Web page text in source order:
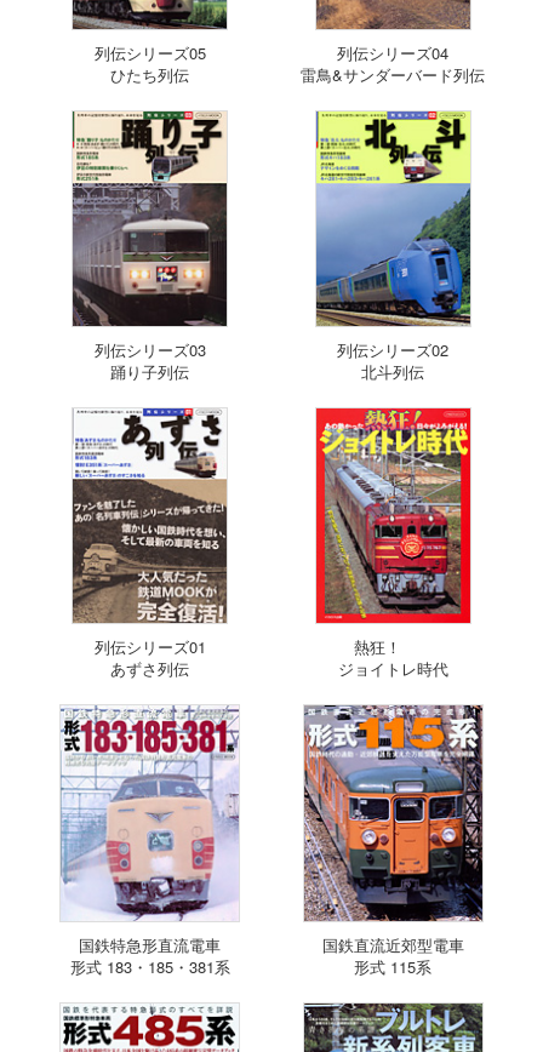
列伝シリーズ05
ひたち列伝
列伝シリーズ04
雷鳥&サンダーバード列伝
列伝シリーズ03
踊り子列伝
列伝シリーズ02
北斗列伝
列伝シリーズ01
あずさ列伝
熱狂！
ジョイトレ時代
国鉄特急形直流電車
形式 183・185・381系
国鉄直流近郊型電車
形式 115系